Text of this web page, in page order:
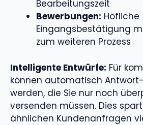
Bearbeitungszeit
Bewerbungen: Höfliche
Eingangsbestätigung
zum weiteren Prozess
Intelligente Entwürfe: Für
können automatisch
werden, die Sie nur noch
versenden müssen. Dies
ähnlichen Kundenanfragen